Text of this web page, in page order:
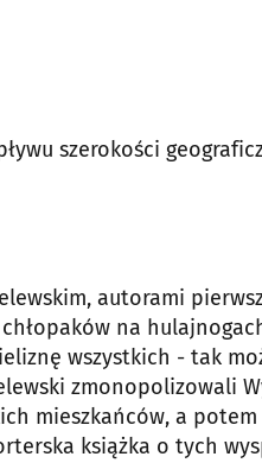
szerokości
autorami
na
wszystkich - tak
zmonopolizowali
mieszkańców, a
książka o tych